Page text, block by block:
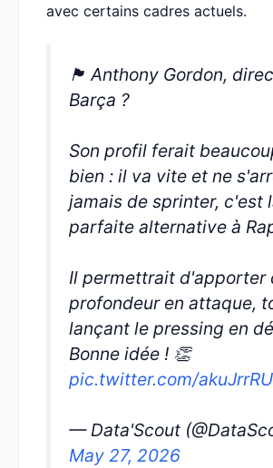
avec certains cadres actuels.
🏴󠁧󠁢󠁥󠁮󠁧󠁿 Anthony Gordon,
Barça ?
Son profil ferait
bien : il va vite et ne
jamais de sprinter, c'est
parfaite alternative à
Il permettrait d'apporter
profondeur en attaque,
lançant le pressing en
Bonne idée ! 👏
pic.twitter.com/
— Data'Scout
May 27, 2026